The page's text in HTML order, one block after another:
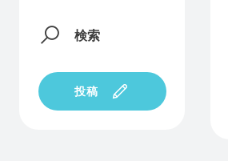
検索
投稿